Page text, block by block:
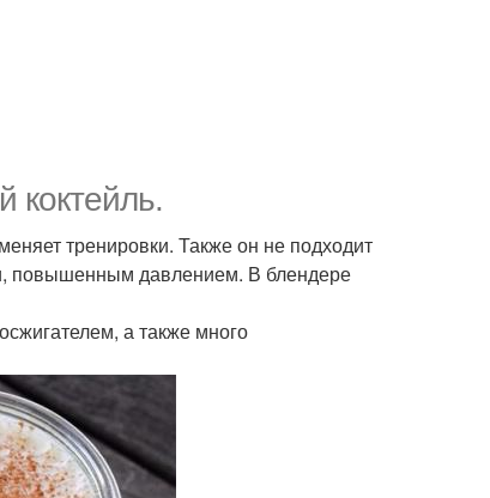
коктейль.
тренировки. Также он не подходит
повышенным давлением. В блендере
а также много